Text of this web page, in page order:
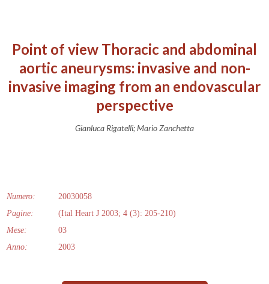
Point of view Thoracic and abdominal
aortic aneurysms: invasive and non-
invasive imaging from an endovascular
perspective
Gianluca Rigatelli; Mario Zanchetta
Numero:
20030058
Pagine:
(Ital Heart J 2003; 4 (3): 205-210)
Mese:
03
Anno:
2003